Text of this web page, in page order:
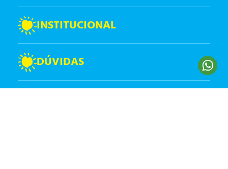
INSTITUCIONAL
DÚVIDAS